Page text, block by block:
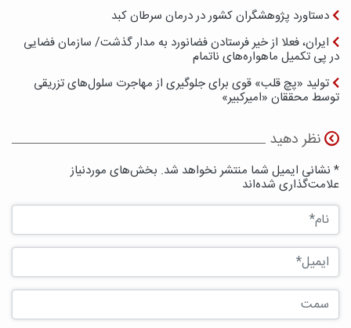
دستاورد پژوهشگران کشور در درمان سرطان کبد
ایران، فعلا از خیر فرستادن فضانورد به مدار گذشت/ سازمان فضایی
در پی تکمیل ماهواره‌های ناتمام
تولید «پچ‌ قلب» قوی برای جلوگیری از مهاجرت سلول‌های تزریقی
توسط محققان «امیرکبیر»
نظر دهید
* نشانی ایمیل شما منتشر نخواهد شد. بخش‌های موردنیاز
علامت‌گذاری شده‌اند